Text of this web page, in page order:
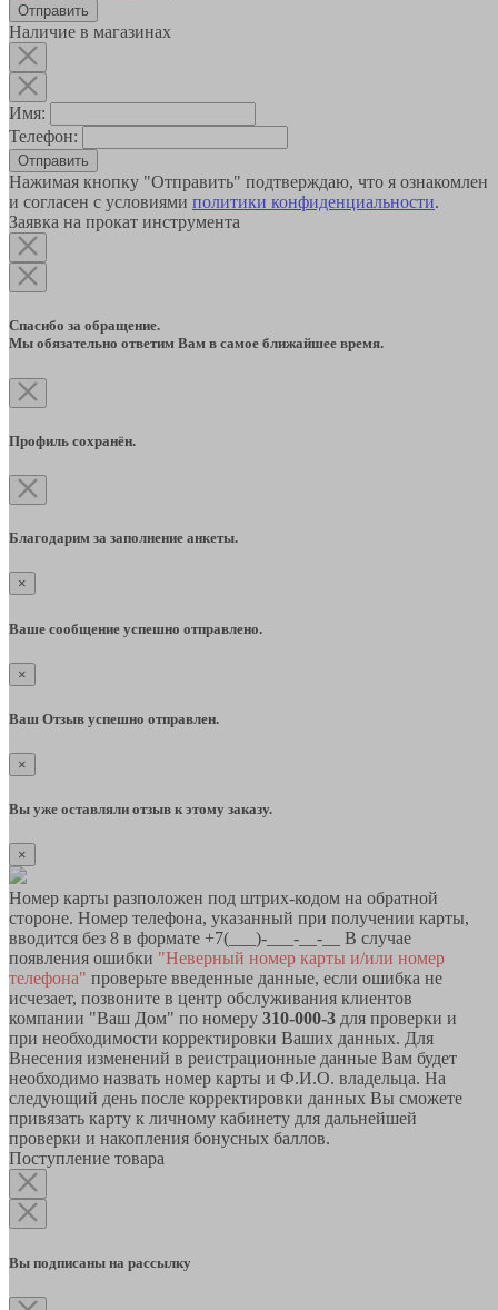
Наличие в магазинах
Имя:
Телефон:
Отправить
Нажимая кнопку "Отправить" подтверждаю, что я ознакомлен
и согласен с условиями политики конфиденциальности.
Заявка на прокат инструмента
Спасибо за обращение.
Мы обязательно ответим Вам в самое ближайшее время.
Профиль сохранён.
Благодарим за заполнение анкеты.
×
Ваше сообщение успешно отправлено.
×
Ваш Отзыв успешно отправлен.
×
Вы уже оставляли отзыв к этому заказу.
×
Номер карты разположен под штрих-кодом на обратной
стороне. Номер телефона, указанный при получении карты,
вводится без 8 в формате +7(___)-___-__-__ В случае
появления ошибки "Неверный номер карты и/или номер
телефона" проверьте введенные данные, если ошибка не
исчезает, позвоните в центр обслуживания клиентов
компании "Ваш Дом" по номеру 310-000-3 для проверки и
при необходимости корректировки Ваших данных. Для
Внесения изменений в реистрационные данные Вам будет
необходимо назвать номер карты и Ф.И.О. владельца. На
следующий день после корректировки данных Вы сможете
привязать карту к личному кабинету для дальнейшей
проверки и накопления бонусных баллов.
Поступление товара
Вы подписаны на рассылку